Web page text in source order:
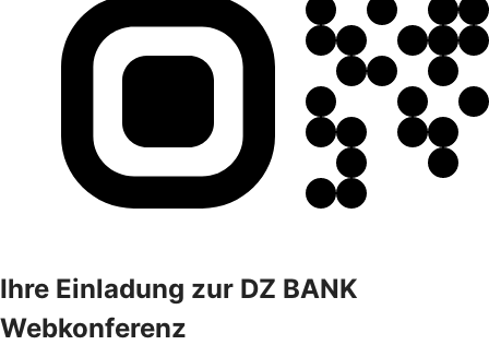
Ihre Einladung zur DZ BANK
Webkonferenz